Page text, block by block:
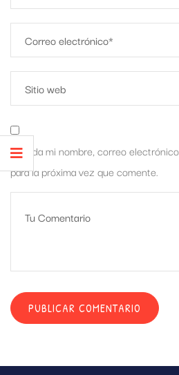
Guarda mi nombre, correo
para la próxima vez que comente.